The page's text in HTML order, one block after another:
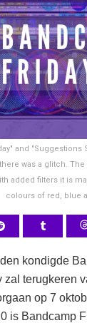
and "Suggestions
was a glitch.
added filters it is
colours of red, blue
kondigde
terugkeren
op 7
is Bandcamp